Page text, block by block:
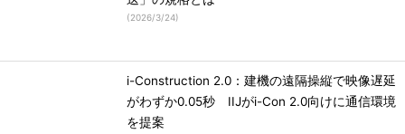
(2026/3/24)
i-Construction 2.0：建機の遠隔操縦で映像遅延
がわずか0.05秒 IIJがi-Con 2.0向けに通信環境
を提案